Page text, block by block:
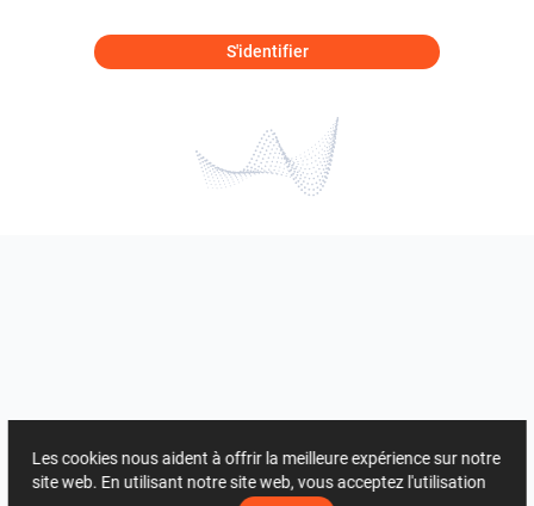
S'identifier
Les cookies nous aident à offrir la meilleure expérience sur notre
site web. En utilisant notre site web, vous acceptez l'utilisation